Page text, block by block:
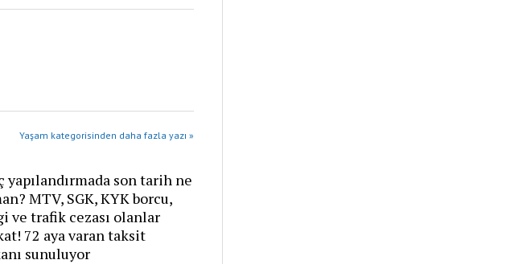
Yaşam kategorisinden daha fazla yazı »
yapılandırmada son tarih ne
MTV, SGK, KYK borcu,
ve trafik cezası olanlar
72 aya varan taksit
sunuluyor